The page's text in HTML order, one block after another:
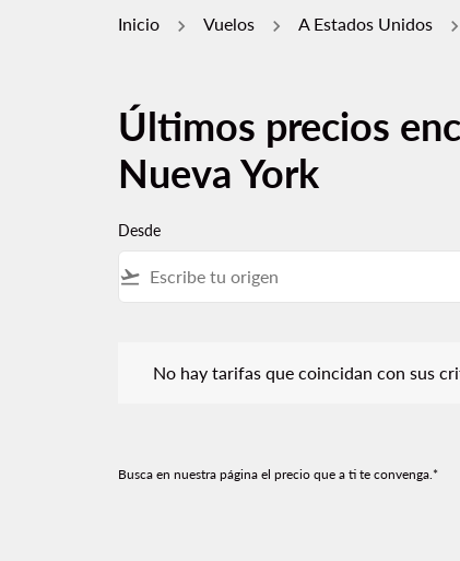
Inicio Vuelos A Estados Unidos
Últimos precios
Nueva York
Desde
flight_takeoff
No hay tarifas que coincidan con sus
Busca en nuestra página el precio que a ti te convenga.*